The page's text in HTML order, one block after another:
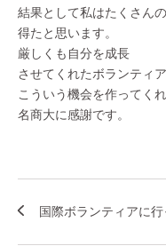
結果として私はたくさん
得たと思います。
厳しくも自分を成長
させてくれたボランティア
こういう機会を作ってく
名商大に感謝です。
国際ボランティアに行